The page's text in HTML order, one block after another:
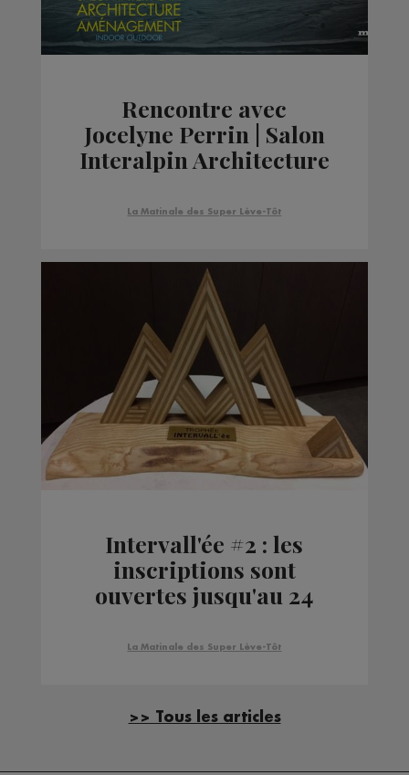
Rencontre avec
Jocelyne Perrin | Salon
Interalpin Architecture
La Matinale des Super Lève-Tôt
Intervall'ée #2 : les
inscriptions sont
ouvertes jusqu'au 24
La Matinale des Super Lève-Tôt
>> Tous les articles